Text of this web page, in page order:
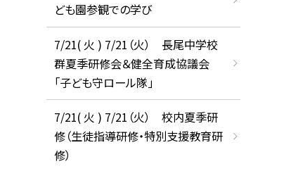
ども園参観での学び
7/21( 火 ) 7/21（火） 長尾中学校
群夏季研修会＆健全育成協議会
「子ども守ロール隊」
7/21( 火 ) 7/21（火） 校内夏季研
修（生徒指導研修・特別支援教育研
修）